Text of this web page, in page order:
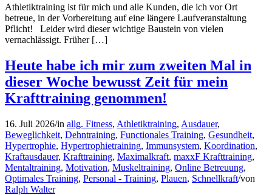
Athletiktraining ist für mich und alle Kunden, die ich vor Ort
betreue, in der Vorbereitung auf eine längere Laufveranstaltung
Pflicht! Leider wird dieser wichtige Baustein von vielen
vernachlässigt. Früher […]
Heute habe ich mir zum zweiten Mal in
dieser Woche bewusst Zeit für mein
Krafttraining genommen!
16. Juli 2026/in allg. Fitness, Athletiktraining, Ausdauer,
Beweglichkeit, Dehntraining, Functionales Training, Gesundheit,
Hypertrophie, Hypertrophietraining, Immunsystem, Koordination,
Kraftausdauer, Krafttraining, Maximalkraft, maxxF Krafttraining,
Mentaltraining, Motivation, Muskeltraining, Online Betreuung,
Optimales Training, Personal - Training, Plauen, Schnellkraft/von
Ralph Walter